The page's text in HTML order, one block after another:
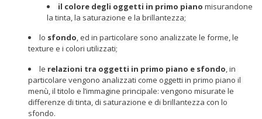
il colore degli oggetti in primo piano misurandone
la tinta, la saturazione e la brillantezza;
lo sfondo, ed in particolare sono analizzate le forme, le
texture e i colori utilizzati;
le relazioni tra oggetti in primo piano e sfondo, in
particolare vengono analizzati come oggetti in primo piano il
menù, il titolo e l’immagine principale: vengono misurate le
differenze di tinta, di saturazione e di brillantezza con lo
sfondo.